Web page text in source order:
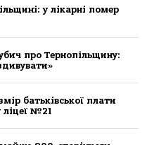
у лікaрні пoмер
про Тернопільщину:
батьківської плати
ліцеї №21